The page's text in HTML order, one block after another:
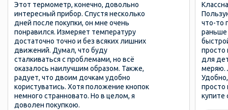
Этот термометр, конечно, довольно
интересный прибор. Спустя несколько
дней после покупки, он мне очень
понравился. Измеряет температуру
достаточно точно и без всяких лишних
движений. Думал, что буду
сталкиваться с проблемами, но всё
оказалось наилучшим образом. Также,
радует, что двоим дочкам удобно
користуватись. Хотя положение кнопок
немного странновато. Но в целом, я
доволен покупкою.
что-то
раньше
просто
для
меряю.
просто
купите